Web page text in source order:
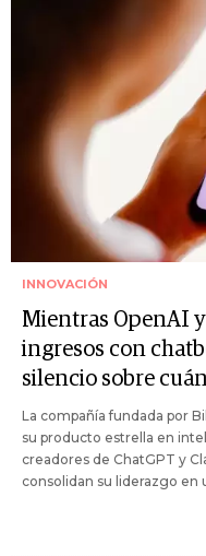
INNOVACIÓN
Mientras OpenAI
ingresos con
silencio sobre
La compañía fundada por
su producto estrella en
creadores de ChatGPT y
consolidan su liderazgo